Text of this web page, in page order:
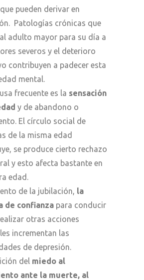
pueden derivar en
Patologías crónicas que
adulto mayor para su día a
severos y el deterioro
contribuyen a padecer esta
mental.
frecuente es la sensación
y de abandono o
El círculo social de
de la misma edad
se produce cierto rechazo
y esto afecta bastante en
edad.
de la jubilación, la
de confianza para conducir
otras acciones
incrementan las
de depresión.
del miedo al
ante la muerte, al